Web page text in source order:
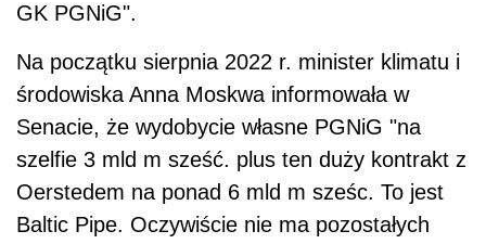
GK PGNiG".
Na początku sierpnia 2022 r. minister klimatu i
środowiska Anna Moskwa informowała w
Senacie, że wydobycie własne PGNiG "na
szelfie 3 mld m sześć. plus ten duży kontrakt z
Oerstedem na ponad 6 mld m sześc. To jest
Baltic Pipe. Oczywiście nie ma pozostałych